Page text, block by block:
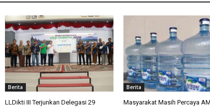
Berita
LLDikti III Terjunkan Delegasi 29
Berita
Masyarakat Masih Percaya